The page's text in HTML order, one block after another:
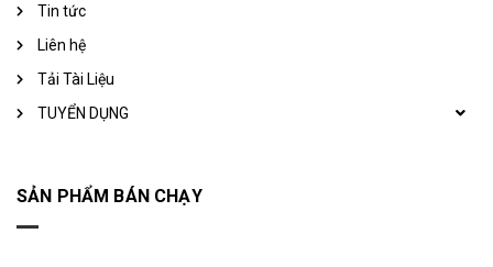
Tin tức
Liên hệ
Tải Tài Liệu
TUYỂN DỤNG
SẢN PHẨM BÁN CHẠY